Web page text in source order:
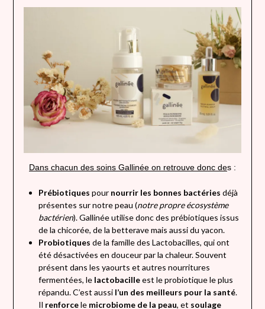
Dans chacun des soins Gallinée on retrouve donc des :
Prébiotiques pour nourrir les bonnes bactéries déjà
présentes sur notre peau (notre propre écosystème
bactérien). Gallinée utilise donc des prébiotiques issus
de la chicorée, de la betterave mais aussi du yacon.
Probiotiques de la famille des Lactobacilles, qui ont
été désactivées en douceur par la chaleur. Souvent
présent dans les yaourts et autres nourritures
fermentées, le lactobacilleest le probiotique le plus
répandu. C’est aussi l’un des meilleurs pour la santé.
Il renforcelemicrobiome de la peau, et soulage